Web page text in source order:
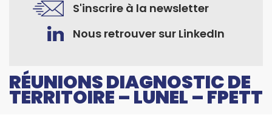
RÉUNIONS DIAGNOSTIC DE
TERRITOIRE – LUNEL – FPETT
S'inscrire à la newsletter
Nous retrouver sur LinkedIn